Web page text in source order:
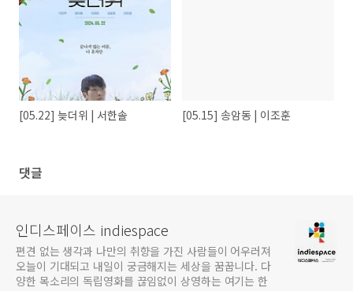
[05.22] 늦더위 | 서한솔 [05.15] 송암동 | 이조훈
댓글
인디스페이스 indiespace
편견 없는 생각과 나만의 취향을 가진 사람들이 어우러져
오늘이 기대되고 내일이 궁금해지는 세상을 꿈꿉니다. 다
양한 목소리의 독립영화를 끊임없이 상영하는 여기는 한